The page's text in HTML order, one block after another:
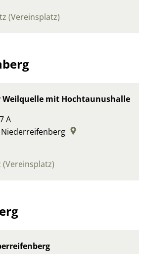
(Vereinsplatz)
Weilquelle mit Hochtaunushalle
A